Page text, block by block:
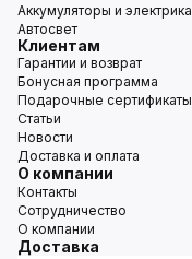
Аккумуляторы и электрика
Автосвет
Клиентам
Гарантии и возврат
Бонусная программа
Подарочные сертификаты
Статьи
Новости
Доставка и оплата
О компании
Контакты
Сотрудничество
О компании
Доставка